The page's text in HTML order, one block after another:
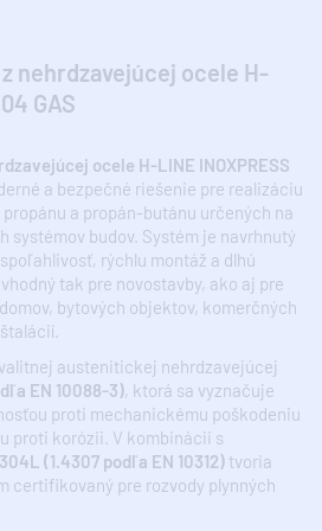
nehrdzavejúcej ocele H-
GAS
ocele H-LINE INOXPRESS
a bezpečné riešenie pre realizáciu
a propán-butánu určených na
systémov budov. Systém je navrhnutý
rýchlu montáž a dlhú
tak pre novostavby, ako aj pre
bytových objektov, komerčných
austenitickej nehrdzavejúcej
EN 10088-3) , ktorá sa vyznačuje
proti mechanickému poškodeniu
proti korózii. V kombinácii s
(1.4307 podľa EN 10312) tvoria
certifikovaný pre rozvody plynných